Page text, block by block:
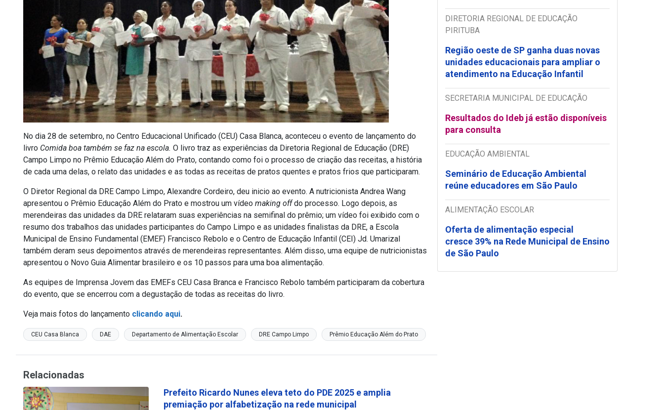
No dia 28 de setembro, no Centro Educacional Unificado (CEU) Casa Blanca, aconteceu o evento de lançamento do
livro Comida boa também se faz na escola. O livro traz as experiências da Diretoria Regional de Educação (DRE)
Campo Limpo no Prêmio Educação Além do Prato, contando como foi o processo de criação das receitas, a história
de cada uma delas, o relato das unidades e as todas as receitas de pratos quentes e pratos frios que participaram.
O Diretor Regional da DRE Campo Limpo, Alexandre Cordeiro, deu inicio ao evento. A nutricionista Andrea Wang
apresentou o Prêmio Educação Além do Prato e mostrou um vídeo making offdo processo. Logo depois, as
merendeiras das unidades da DRE relataram suas experiências na semifinal do prêmio; um vídeo foi exibido com o
resumo dos trabalhos das unidades participantes do Campo Limpo e as unidades finalistas da DRE, a Escola
Municipal de Ensino Fundamental (EMEF) Francisco Rebolo e o Centro de Educação Infantil (CEI) Jd. Umarizal
também deram seus depoimentos através de merendeiras representantes. Além disso, uma equipe de nutricionistas
apresentou o Novo Guia Alimentar brasileiro e os 10 passos para uma boa alimentação.
As equipes de Imprensa Jovem das EMEFs CEU Casa Branca e Francisco Rebolo também participaram da cobertura
do evento, que se encerrou com a degustação de todas as receitas do livro.
Veja mais fotos do lançamento clicando aqui.
CEU Casa Blanca DAE Departamento de Alimentação Escolar DRE Campo Limpo Prêmio Educação Além do Prato
DIRETORIA REGIONAL DE EDUCAÇÃO
PIRITUBA
Região oeste de SP ganha duas novas
unidades educacionais para ampliar o
atendimento na Educação Infantil
SECRETARIA MUNICIPAL DE EDUCAÇÃO
Resultados do Ideb já estão disponíveis
para consulta
EDUCAÇÃO AMBIENTAL
Seminário de Educação Ambiental
reúne educadores em São Paulo
ALIMENTAÇÃO ESCOLAR
Oferta de alimentação especial
cresce 39% na Rede Municipal de Ensino
de São Paulo
Relacionadas
Prefeito Ricardo Nunes eleva teto do PDE 2025 e amplia
premiação por alfabetização na rede municipal